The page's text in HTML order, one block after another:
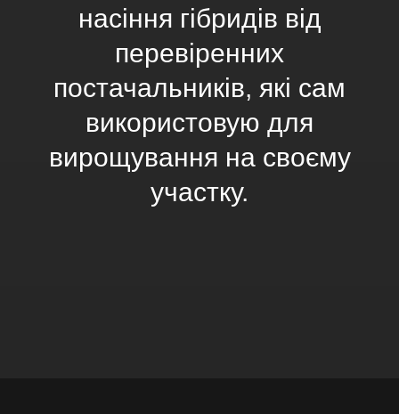
насіння гібридів від
перевіренних
постачальників, які сам
використовую для
вирощування на своєму
участку.